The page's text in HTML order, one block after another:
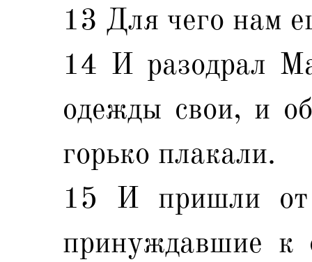
13 Для чего нам
14 И разодрал
одежды свои, и
горько плакали.
15 И пришли
принуждавшие к